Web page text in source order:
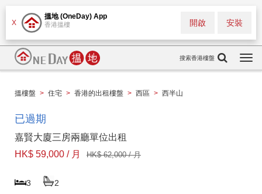
X
搵地 (OneDay) App
香港搵樓 安裝
開啟
搜索香港樓盤
搵樓盤 > 住宅 > 香港的出租樓盤 > 西區 > 西半山
已過期
嘉賢大廈三房兩廳單位出租
HK$ 59,000 / 月
HK$ 62,000 / 月
3 2